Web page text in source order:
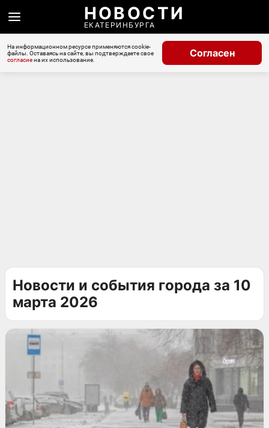
НОВОСТИ
ЕКАТЕРИНБУРГА
На информационном ресурсе применяются cookie-
файлы. Оставаясь на сайте, вы подтверждаете свое
согласиена их использование.
Согласен
Новости и события города за 10
марта 2026